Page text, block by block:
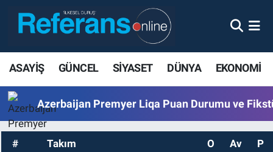
ASAYİŞ GÜNCEL SİYASET DÜNYA EKONOMİ
Azerbaijan Premyer Liqa Puan Durumu ve
# Takım O Av
P